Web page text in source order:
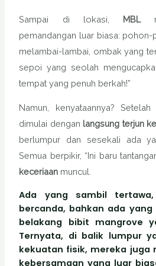
Sampai di lokasi, MBL
pemandangan luar biasa:
melambai-lambai, ombak yang
sepoi yang seolah
tempat yang penuh berkah!”
Namun, kenyataannya?
dimulai dengan langsung terjun
berlumpur dan sesekali ada
Semua berpikir, “Ini baru
keceriaan muncul.
Ada yang sambil
bercanda, bahkan ada yang
belakang bibit mangrove
Ternyata, di balik lumpur
kekuatan fisik, mereka juga
kebersamaan yang luar